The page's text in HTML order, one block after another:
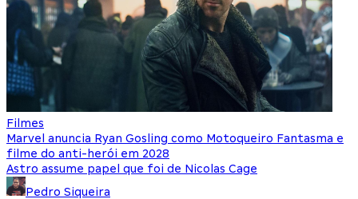
Filmes
Marvel anuncia Ryan Gosling como Motoqueiro Fantasma e
filme do anti-herói em 2028
Astro assume papel que foi de Nicolas Cage
Pedro Siqueira